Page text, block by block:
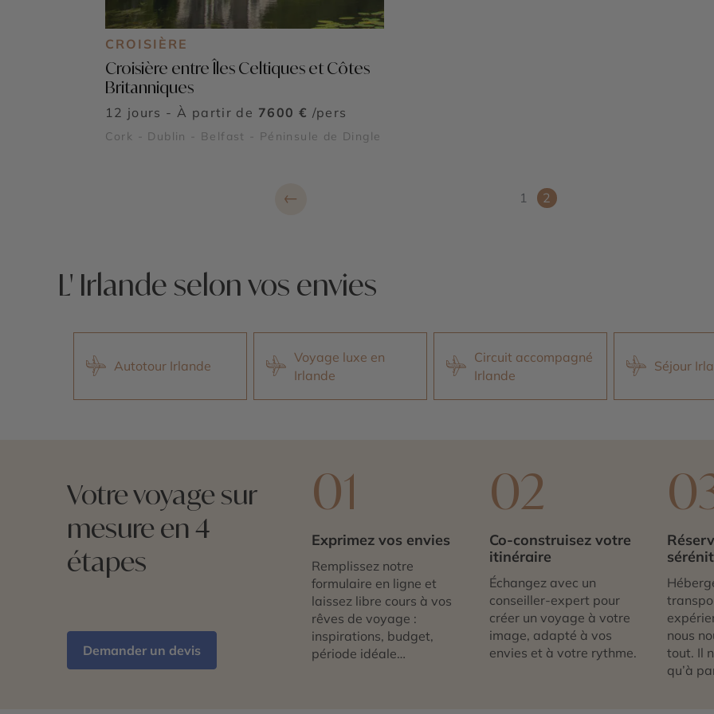
CROISIÈRE
Croisière entre Îles Celtiques et Côtes
Britanniques
12 jours - À partir de 7600 € /pers
Cork - Dublin - Belfast - Péninsule de Dingle
← 1 2
L' Irlande selon vos envies
Autotour Irlande
Voyage luxe en
Irlande
Circuit accompagné
Irlande
Séjour
Votre voyage sur
mesure en 4
étapes
Demander un devis
01
Exprimez vos envies
Remplissez notre
formulaire en ligne et
laissez libre cours à vos
rêves de voyage :
inspirations, budget,
période idéale…
02
Co-construisez votre
itinéraire
Échangez avec un
conseiller-expert pour
créer un voyage à votre
image, adapté à vos
envies et à votre rythme.
nous
tout. Il
qu’à